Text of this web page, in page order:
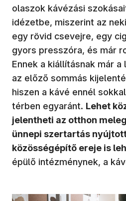
olaszok kávézási
idézetbe, miszerint az
egy rövid csevejre, egy
gyors presszóra, és már
Ennek a kiállításnak már
az előző sommás
hiszen a kávé ennél
térben egyaránt. Lehet
jelentheti az otthon
ünnepi szertartás
közösségépítő ereje is
épülő intézménynek, a